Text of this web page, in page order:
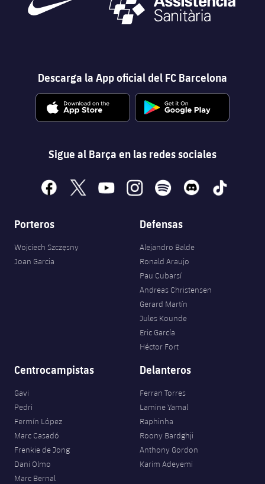
Descarga la App oficial del FC Barcelona
Sigue al Barça en las redes sociales
facebook
x youtubeinstagramspotify discord tiktok
Porteros
Wojciech Szczęsny
Joan Garcia
Defensas
Alejandro Balde
Ronald Araujo
Pau Cubarsí
Andreas Christensen
Gerard Martín
Jules Kounde
Eric García
Héctor Fort
Centrocampistas
Gavi
Pedri
Fermín López
Marc Casadó
Frenkie de Jong
Dani Olmo
Marc Bernal
Delanteros
Ferran Torres
Lamine Yamal
Raphinha
Roony Bardghji
Anthony Gordon
Karim Adeyemi